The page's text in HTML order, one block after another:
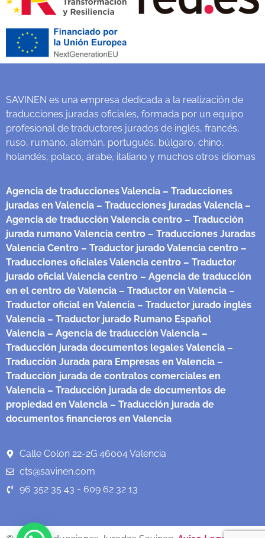
SAVINEN es una empresa dedicada a la realización de
traducciones juradas oficiales, formada por un equipo
profesional de traductores jurados de inglés, francés,
ruso, rumano, alemán, portugués, búlgaro, chino,
holandés, polaco, árabe, italiano y muchos otros idiomas
Agencia de traducciones Valencia – Traducciones
juradas en Valencia – Traducciones juradas Valencia –
Agencia de traducción Valencia centro – Traducción
jurada rumano Valencia centro – Traducciones Juradas
Valencia Centro – Traductor jurado Valencia centro –
Traducciones oficiales Valencia centro – Traductor
jurado oficial Valencia centro – Agencia de traducción
en el centro de Valencia – Traductor en Valencia –
Traductor oficial en Valencia – Traductor jurado inglés
Valencia – Traductor jurado Rumano Español
Valencia – Agencia de traducción Valencia –
Traducción jurada documentos legales Valencia –
Traducción Jurada para Empresas en Valencia –
Traducción jurada de contratos comerciales en
Valencia – Traducción jurada de documentos de
propiedad en Valencia – Traducción jurada de
documentos financieros en Valencia
Calle Colon 22-2G 46004 Valencia
cts@savinen.com
96 352 35 43 - 609 62 32 13